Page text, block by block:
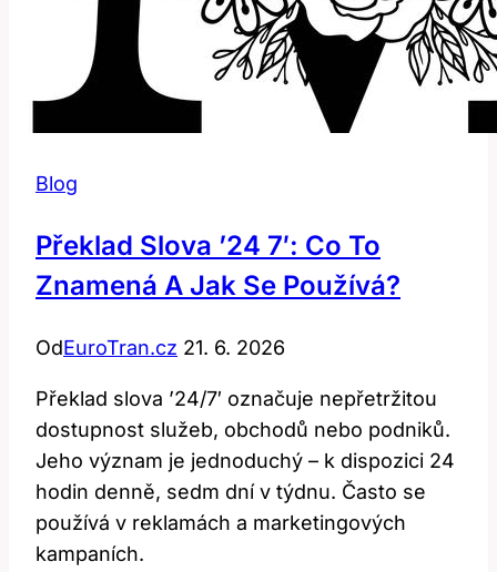
Blog
Překlad Slova ’24 7′: Co To
Znamená A Jak Se Používá?
OdEuroTran.cz 21. 6. 2026
Překlad slova ’24/7′ označuje nepřetržitou
dostupnost služeb, obchodů nebo podniků.
Jeho význam je jednoduchý – k dispozici 24
hodin denně, sedm dní v týdnu. Často se
používá v reklamách a marketingových
kampaních.